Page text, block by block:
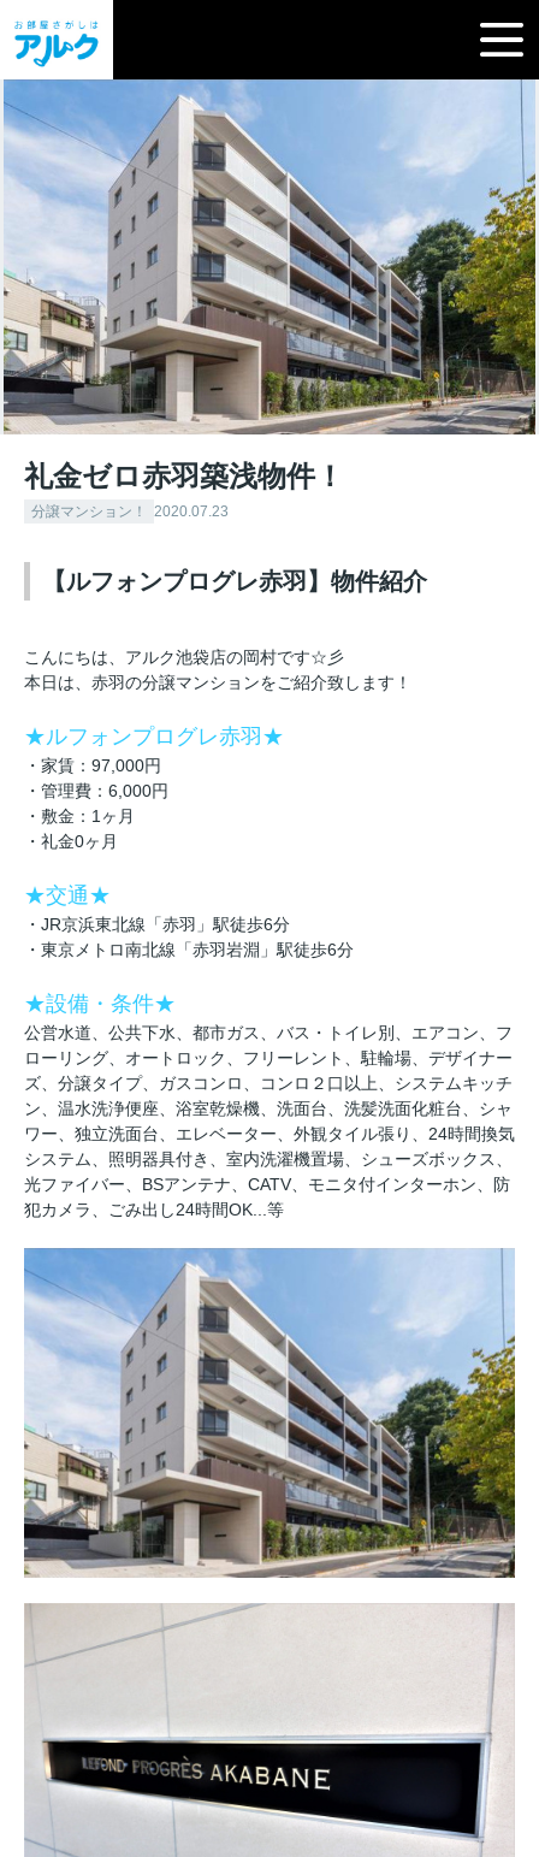
礼金ゼロ赤羽築浅物件！
分譲マンション！ 2020.07.23
【ルフォンプログレ赤羽】物件紹介
こんにちは、アルク池袋店の岡村です☆彡
本日は、赤羽の分譲マンションをご紹介致します！
★ルフォンプログレ赤羽★
・家賃：97,000円
・管理費：6,000円
・敷金：1ヶ月
・礼金0ヶ月
★交通★
・JR京浜東北線「赤羽」駅徒歩6分
・東京メトロ南北線「赤羽岩淵」駅徒歩6分
★設備・条件★
公営水道、公共下水、都市ガス、バス・トイレ別、エアコン、フ
ローリング、オートロック、フリーレント、駐輪場、デザイナー
ズ、分譲タイプ、ガスコンロ、コンロ２口以上、システムキッチ
ン、温水洗浄便座、浴室乾燥機、洗面台、洗髪洗面化粧台、シャ
ワー、独立洗面台、エレベーター、外観タイル張り、24時間換気
システム、照明器具付き、室内洗濯機置場、シューズボックス、
光ファイバー、BSアンテナ、CATV、モニタ付インターホン、防
犯カメラ、ごみ出し24時間OK...等